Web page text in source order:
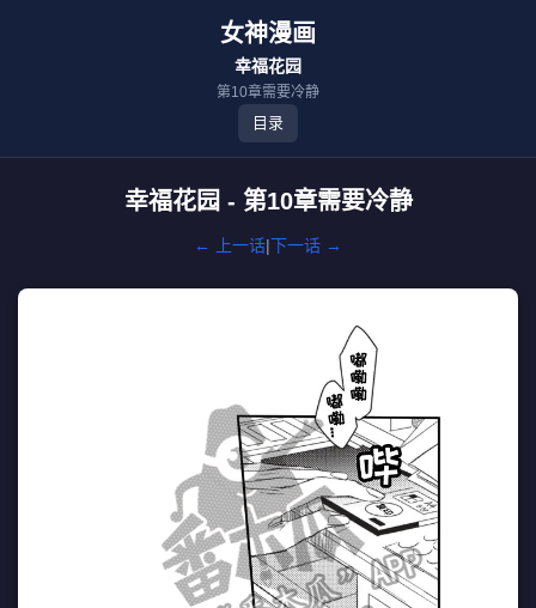
女神漫画
幸福花园
第10章需要冷静
目录
幸福花园 - 第10章需要冷静
← 上一话|下一话 →